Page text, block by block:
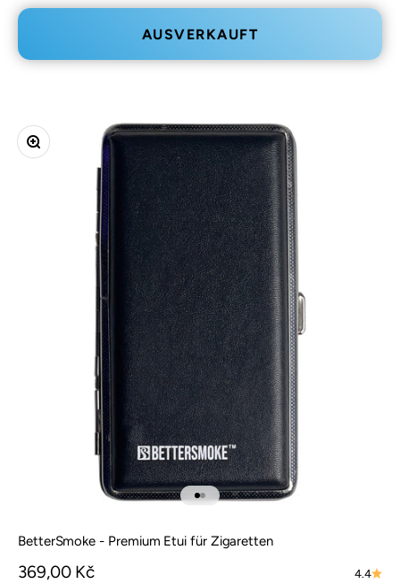
AUSVERKAUFT
Bild vergrößern
Gehe zu Element 1
Gehe zu Element 2
BetterSmoke - Premium Etui für Zigaretten
Angebot
369,00 Kč 4.4